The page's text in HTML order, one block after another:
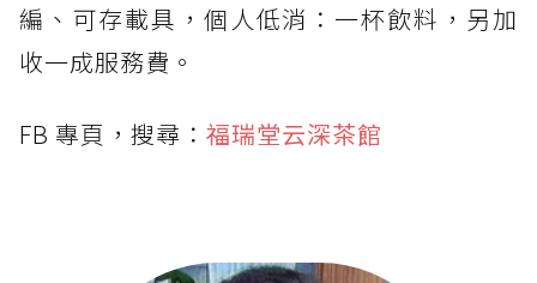
編、可存載具，個人低消：一杯飲料，另加
收一成服務費。
FB 專頁，搜尋： 福瑞堂云深茶館